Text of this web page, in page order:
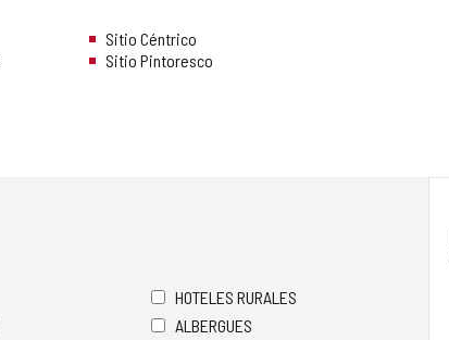
Sitio Céntrico
Sitio Pintoresco
HOTELES RURALES
ALBERGUES